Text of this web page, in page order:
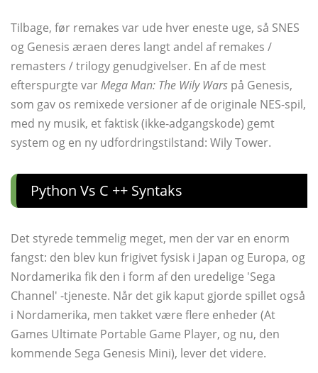
Tilbage, før remakes var ude hver eneste uge, så SNES
og Genesis æraen deres langt andel af remakes /
remasters / trilogy genudgivelser. En af de mest
efterspurgte varMega Man: The Wily Wars på Genesis,
som gav os remixede versioner af de originale NES-spil,
med ny musik, et faktisk (ikke-adgangskode) gemt
system og en ny udfordringstilstand: Wily Tower.
Python Vs C ++ Syntaks
Det styrede temmelig meget, men der var en enorm
fangst: den blev kun frigivet fysisk i Japan og Europa, og
Nordamerika fik den i form af den uredelige 'Sega
Channel' -tjeneste. Når det gik kaput gjorde spillet også
i Nordamerika, men takket være flere enheder (At
Games Ultimate Portable Game Player, og nu, den
kommende Sega Genesis Mini), lever det videre.